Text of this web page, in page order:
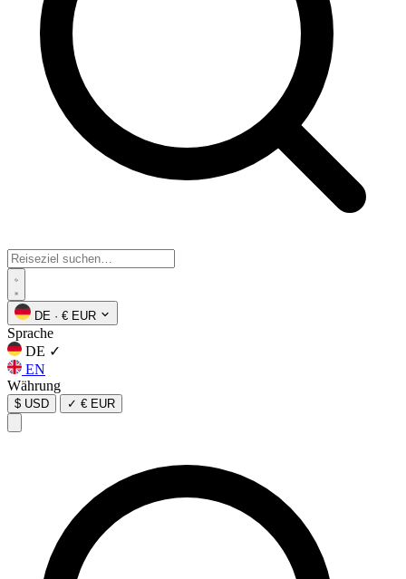
DE · € EUR
Sprache
DE ✓
EN
Währung
$ USD ✓ € EUR